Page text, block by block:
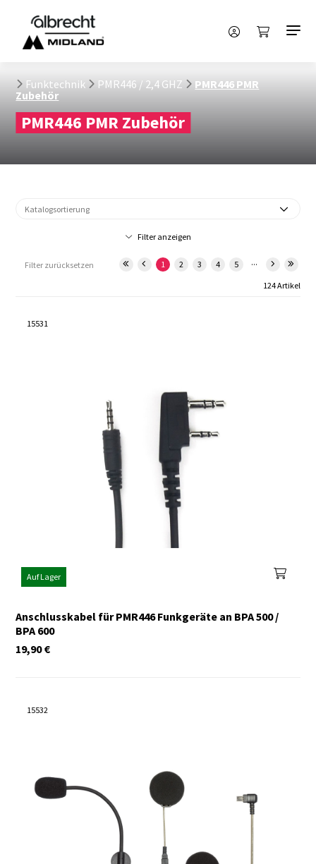
Funktechnik PMR446 / 2,4 GHZ
PMR446 PMR
Zubehör
PMR446 PMR Zubehör
Filter anzeigen
Filter zurücksetzen 1 2 3 4 5 ...
124 Artikel
15531
Auf Lager
Anschlusskabel für PMR446 Funkgeräte an BPA 500 /
BPA 600
€
19,90
15532